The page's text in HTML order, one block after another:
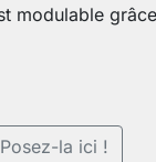
modulable
la ici !